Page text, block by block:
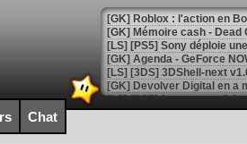
[GK] Roblox : l'action en
[GK] Agenda - GeForce
[GK] Devolver Digital en a
[LS] [PS5] ps5-y2jb-
[GK] Pourquoi Marvel
Chat